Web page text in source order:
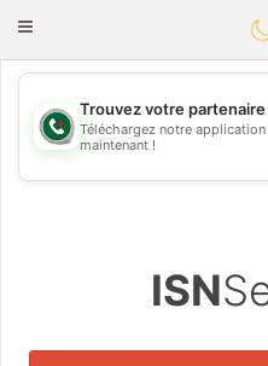
Toggle
💖
Trouvez votre partenaire
Téléchargez notre
maintenant !
ISN